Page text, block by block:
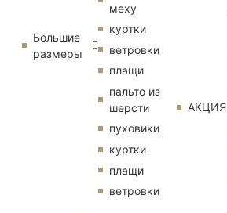
Большие
размеры
меху
куртки
ветровки
плащи
пальто из
шерсти
пуховики
куртки
плащи
ветровки
АКЦИЯ